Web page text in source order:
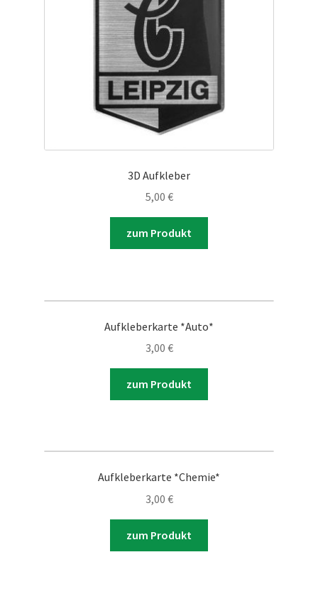
Aufnäher & Aufkleber
3D Aufkleber
5,00 €
zum Produkt
Aufkleberkarte *Auto*
3,00 €
zum Produkt
Aufkleberkarte *Chemie*
3,00 €
zum Produkt